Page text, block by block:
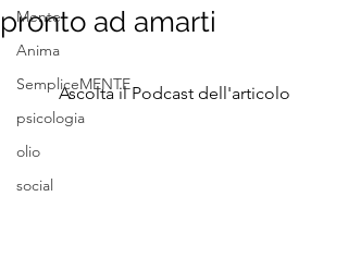
Mente
Anima
SempliceMENTE
psicologia
olio
social
pronto ad amarti
Ascolta il Podcast dell'articolo